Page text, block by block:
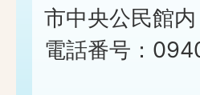
市中央公民館内
電話番号：